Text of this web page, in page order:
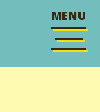
MENU